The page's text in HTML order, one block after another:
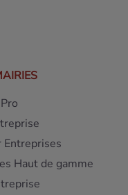
Entreprises
Haut de gamme